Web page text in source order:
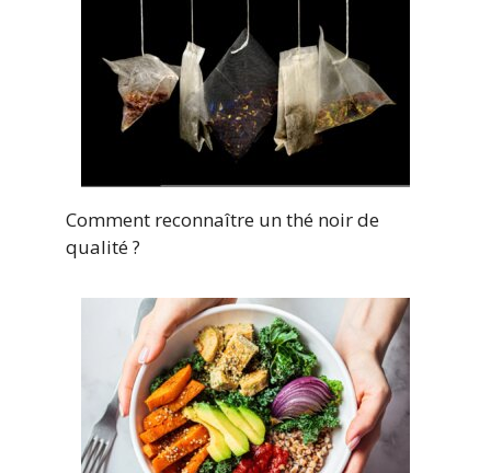
Comment reconnaître un thé noir de
qualité ?